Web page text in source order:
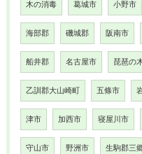
木の消毒 葛城市 小野市
海部郡 磯城郡 阪南市
船井郡 名古屋市 琵琶の
乙訓郡大山崎町 五條市
津市 加西市 寝屋川市
守山市 野洲市 生駒郡三郷